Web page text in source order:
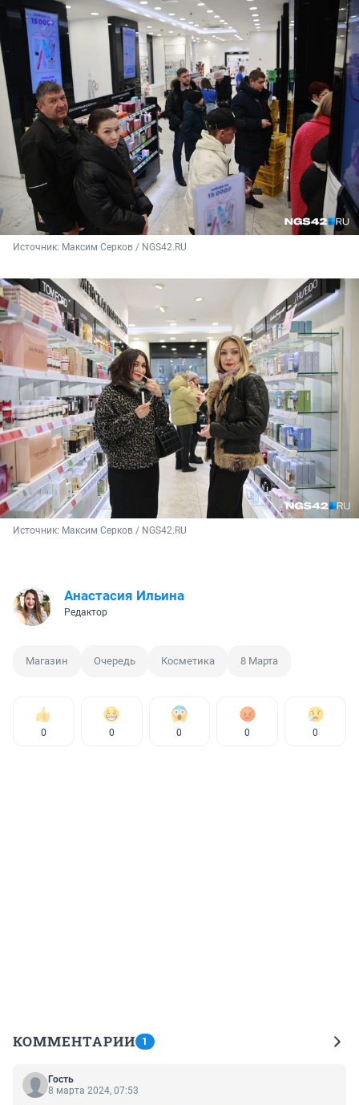
Источник: Максим Серков / NGS42.RU
Источник: Максим Серков / NGS42.RU
Анастасия Ильина
Редактор
Магазин Очередь Косметика 8 Марта
0 0 0 0 0
КОММЕНТАРИИ 1
Гость
8 марта 2024, 07:53